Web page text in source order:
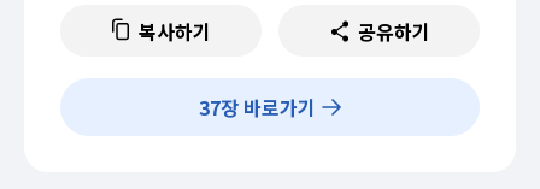
복사하기 공유하기
37장 바로가기